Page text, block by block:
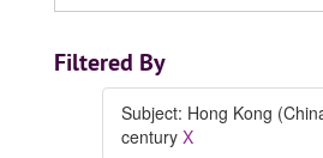
Filtered By
Subject: Hong Kong
century X